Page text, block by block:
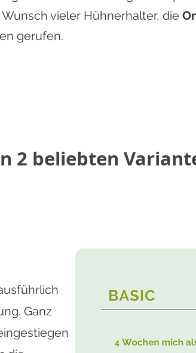
gerufen. Um dich entsprechend
zu unterstützen
zwischen 3
oder im
im Standard
in 3 Online-
besprechen.
stelle all deine
vieler Hühnerhalter, die
gerufen.
2 beliebten
Ganz